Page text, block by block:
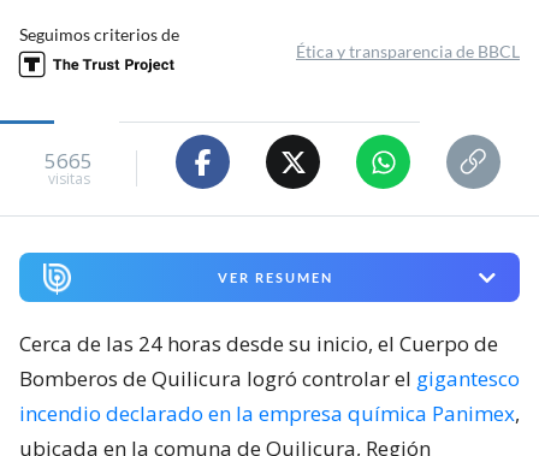
Seguimos criterios de
Ética y transparencia de BBCL
5665
visitas
VER RESUMEN
Cerca de las 24 horas desde su inicio, el Cuerpo de
Bomberos de Quilicura logró controlar el gigantesco
incendio declarado en la empresa química Panimex,
ubicada en la comuna de Quilicura, Región